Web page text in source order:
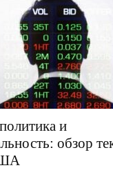
и
обзор